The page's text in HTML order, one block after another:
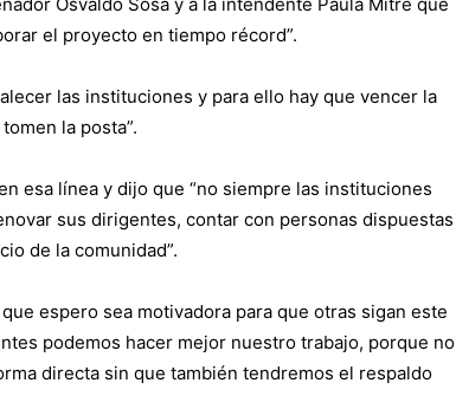
el proyecto en tiempo récord”.
las instituciones y para ello hay que vencer la
la posta”.
esa línea y dijo que “no siempre las instituciones
sus dirigentes, contar con personas dispuestas
de la comunidad”.
espero sea motivadora para que otras sigan este
podemos hacer mejor nuestro trabajo, porque no
directa sin que también tendremos el respaldo